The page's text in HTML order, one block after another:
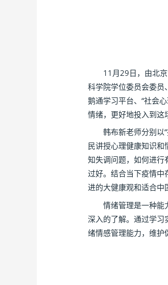
11月29日，由北京
科学院学位委员会委员
鹅通学习平台、“社会
情绪，更好地投入到这
韩布新老师分别以“
民讲授心理健康知识
知失调问题，如何进行
过好。结合当下疫情中
进的大健康观和适合中
情绪管理是一种能力
深入的了解。通过学习
绪情感管理能力，维护